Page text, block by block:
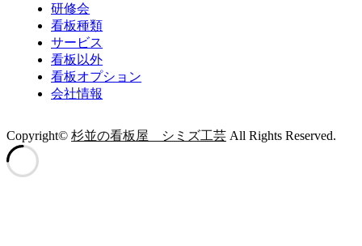
研修会
看板種類
サービス
看板以外
看板オプション
会社情報
Copyright© 杉並の看板屋 シミズ工芸 All Rights Reserved.